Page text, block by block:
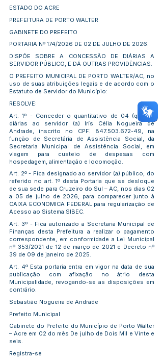
ESTADO DO ACRE
PREFEITURA DE PORTO WALTER
GABINETE DO PREFEITO
PORTARIA Nº 174/2026 DE 02 DE JULHO DE 2026.
DISPÕE SOBRE A CONCESSÃO DE DIÁRIAS A
SERVIDOR PÚBLICO, E DÁ OUTRAS PROVIDÊNCIAS.
O PREFEITO MUNICIPAL DE PORTO WALTER/AC, no
uso de suas atribuições legais e de acordo com o
Estatuto de Servidor do Município:
RESOLVE:
Art. 1º - Conceder o quantitativo de 04 (quatro)
diárias ao servidor (a) Irís Célia Nogueira de
Andrade, inscrito no CPF: 847.503.672-49 , na
função de Secretária de Assistência Social, da
Secretaria Municipal de Assistência Social, em
viagem para custeio de despesas com
hospedagem, alimentação e locomoção.
Art. 2º - Fica designado ao servidor (a) público, do
referido no art. 1º desta Portaria que se desloque
de sua sede para Cruzeiro do Sul – AC, nos dias 02
a 05 de julho de 2026, para comparecer junto à
CAIXA ECONOMICA FEDERAL para regularização de
Acesso ao Sistema SIBEC.
Art. 3º - Fica autorizado a Secretaria Municipal de
Finanças desta Prefeitura a realizar o pagamento
correspondente, em conformidade a Lei Municipal
nº 353/2021 de 12 de março de 2021 e Decreto nº
39 de 09 de janeiro de 2025.
Art. 4º Esta portaria entra em vigor na data de sua
publicação com afixação no átrio desta
Municipalidade, revogando-se as disposições em
contrário.
Sebastião Nogueira de Andrade
Prefeito Municipal
Gabinete do Prefeito do Município de Porto Walter
– Acre em 02 do mês De julho de Dois Mil e Vinte e
seis.
Registra-se